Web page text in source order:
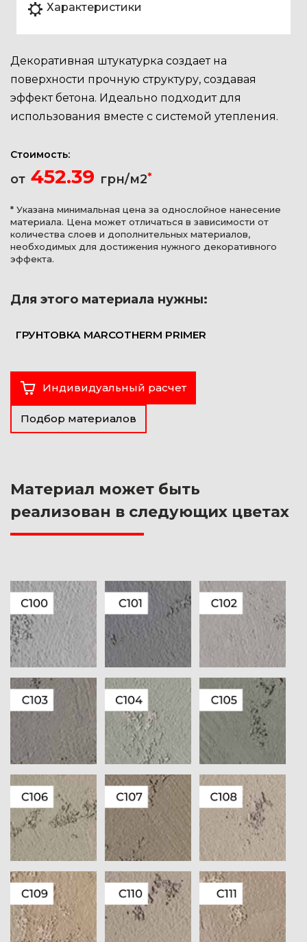
Характеристики
Декоративная штукатурка создает на
поверхности прочную структуру, создавая
эффект бетона. Идеально подходит для
использования вместе с системой утепления.
Стоимость:
от 452.39 грн/м2*
* Указана минимальная цена за однослойное нанесение
материала. Цена может отличаться в зависимости от
количества слоев и дополнительных материалов,
необходимых для достижения нужного декоративного
эффекта.
Для этого материала нужны:
ГРУНТОВКА MARCOTHERM PRIMER
Индивидуальный расчет
Подбор материалов
Материал может быть
реализован в следующих цветах